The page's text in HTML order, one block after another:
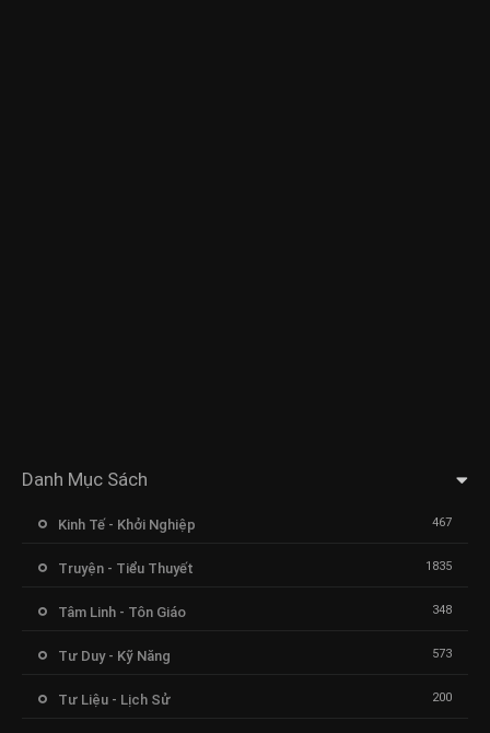
Danh Mục Sách
Kinh Tế - Khởi Nghiệp 467
Truyện - Tiểu Thuyết 1835
Tâm Linh - Tôn Giáo 348
Tư Duy - Kỹ Năng 573
Tư Liệu - Lịch Sử 200